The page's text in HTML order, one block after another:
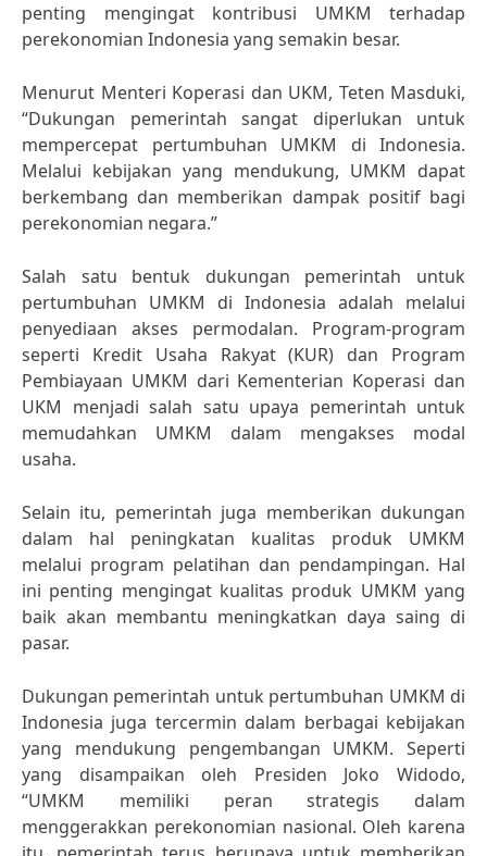
penting mengingat kontribusi UMKM terhadap
perekonomian Indonesia yang semakin besar.
Menurut Menteri Koperasi dan UKM, Teten Masduki,
“Dukungan pemerintah sangat diperlukan untuk
mempercepat pertumbuhan UMKM di Indonesia.
Melalui kebijakan yang mendukung, UMKM dapat
berkembang dan memberikan dampak positif bagi
perekonomian negara.”
Salah satu bentuk dukungan pemerintah untuk
pertumbuhan UMKM di Indonesia adalah melalui
penyediaan akses permodalan. Program-program
seperti Kredit Usaha Rakyat (KUR) dan Program
Pembiayaan UMKM dari Kementerian Koperasi dan
UKM menjadi salah satu upaya pemerintah untuk
memudahkan UMKM dalam mengakses modal
usaha.
Selain itu, pemerintah juga memberikan dukungan
dalam hal peningkatan kualitas produk UMKM
melalui program pelatihan dan pendampingan. Hal
ini penting mengingat kualitas produk UMKM yang
baik akan membantu meningkatkan daya saing di
pasar.
Dukungan pemerintah untuk pertumbuhan UMKM di
Indonesia juga tercermin dalam berbagai kebijakan
yang mendukung pengembangan UMKM. Seperti
yang disampaikan oleh Presiden Joko Widodo,
“UMKM memiliki peran strategis dalam
menggerakkan perekonomian nasional. Oleh karena